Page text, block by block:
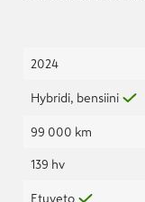
2024
Hybridi, bensiini
99 000 km
139 hv
Etuveto